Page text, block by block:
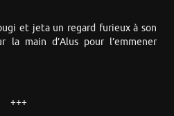
et jeta un regard furieux à son
la main d’Alus pour l’emmener
+++